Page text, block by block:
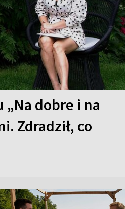
„Na dobre i na
Zdradził, co